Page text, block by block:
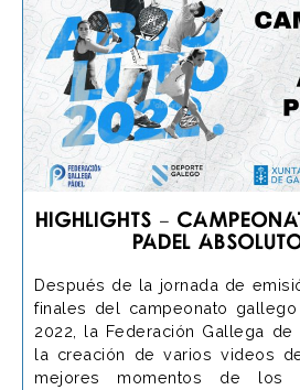
Highlights –
Padel
Después de la jornada de
finales del campeonato
2022, la Federación Gallega
la creación de varios videos
mejores momentos de los